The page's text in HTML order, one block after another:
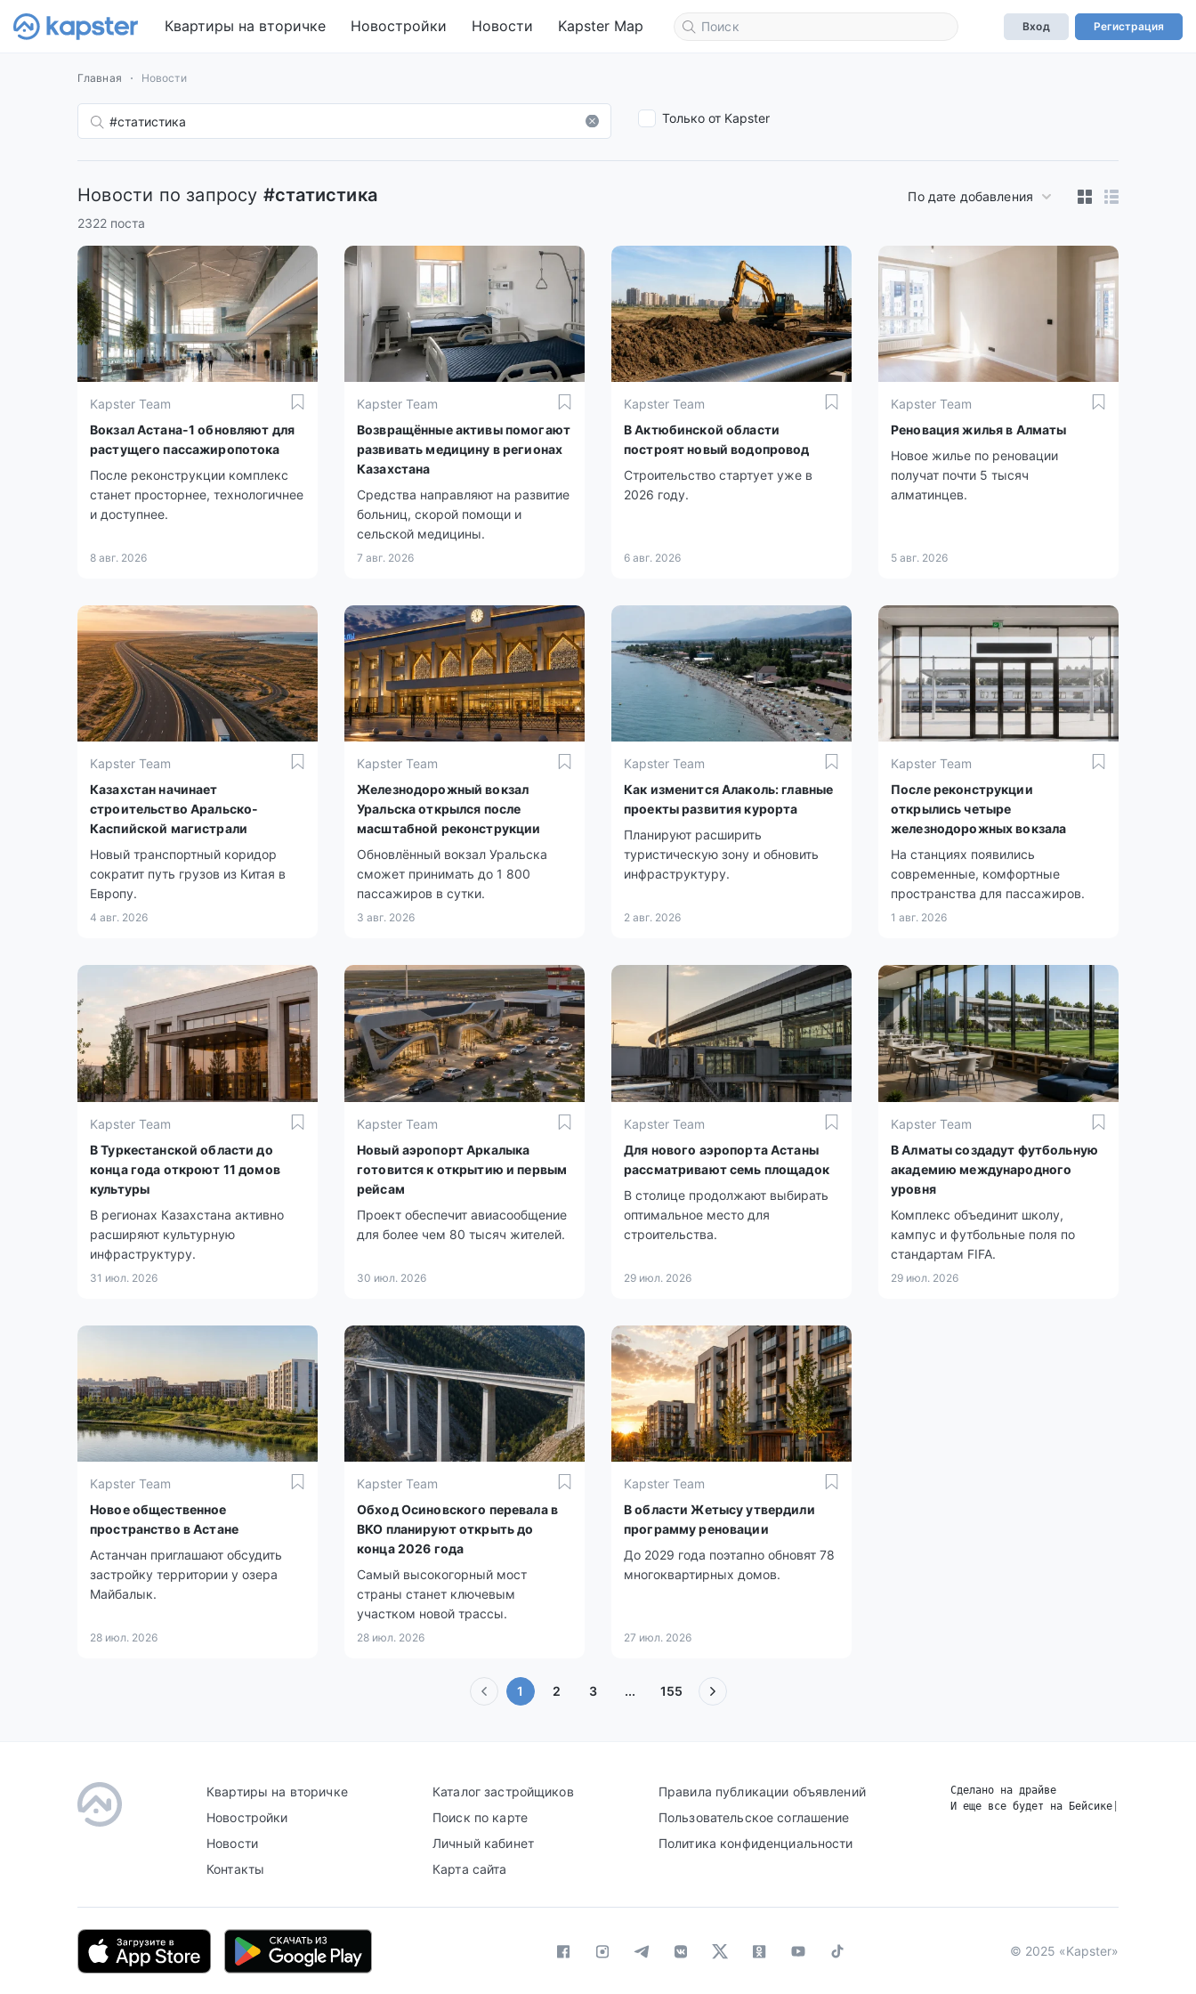
Квартиры на вторичке Новостройки Новости Kapster Map Вход Регистрация
Главная Новости
Только от Kapster
Новости по запросу #статистика
По дате добавления
2322 поста
Kapster Team
Вокзал Астана-1 обновляют для
растущего пассажиропотока
После реконструкции комплекс
станет просторнее, технологичнее
и доступнее.
8 авг. 2026
Kapster Team
Возвращённые активы помогают
развивать медицину в регионах
Казахстана
Средства направляют на развитие
больниц, скорой помощи и
сельской медицины.
7 авг. 2026
Kapster Team
В Актюбинской области
построят новый водопровод
Строительство стартует уже в
2026 году.
6 авг. 2026
Kapster Team
Реновация жилья в Алматы
Новое жилье по реновации
получат почти 5 тысяч
алматинцев.
5 авг. 2026
Kapster Team
Казахстан начинает
строительство Аральско-
Каспийской магистрали
Новый транспортный коридор
сократит путь грузов из Китая в
Европу.
4 авг. 2026
Kapster Team
Железнодорожный вокзал
Уральска открылся после
масштабной реконструкции
Обновлённый вокзал Уральска
сможет принимать до 1 800
пассажиров в сутки.
3 авг. 2026
Kapster Team
Как изменится Алаколь: главные
проекты развития курорта
Планируют расширить
туристическую зону и обновить
инфраструктуру.
2 авг. 2026
Kapster Team
После реконструкции
открылись четыре
железнодорожных вокзала
На станциях появились
современные, комфортные
пространства для пассажиров.
1 авг. 2026
Kapster Team
В Туркестанской области до
конца года откроют 11 домов
культуры
В регионах Казахстана активно
расширяют культурную
инфраструктуру.
31 июл. 2026
Kapster Team
Новый аэропорт Аркалыка
готовится к открытию и первым
рейсам
Проект обеспечит авиасообщение
для более чем 80 тысяч жителей.
30 июл. 2026
Kapster Team
Для нового аэропорта Астаны
рассматривают семь площадок
В столице продолжают выбирать
оптимальное место для
строительства.
29 июл. 2026
Kapster Team
В Алматы создадут футбольную
академию международного
уровня
Комплекс объединит школу,
кампус и футбольные поля по
стандартам FIFA.
29 июл. 2026
Kapster Team
Новое общественное
пространство в Астане
Астанчан приглашают обсудить
застройку территории у озера
Майбалык.
28 июл. 2026
Kapster Team
Обход Осиновского перевала в
ВКО планируют открыть до
конца 2026 года
Самый высокогорный мост
страны станет ключевым
участком новой трассы.
28 июл. 2026
Kapster Team
В области Жетысу утвердили
программу реновации
До 2029 года поэтапно обновят 78
многоквартирных домов.
27 июл. 2026
1 (текущая)
2 3 ... 155
Квартиры на вторичке
Новостройки
Новости
Контакты
Каталог застройщиков
Поиск по карте
Личный кабинет
Карта сайта
Правила публикации объявлений
Пользовательское соглашение
Политика конфиденциальности
Сделано на драйве
И еще все будет на Бейсике
© 2025 «Kapster»